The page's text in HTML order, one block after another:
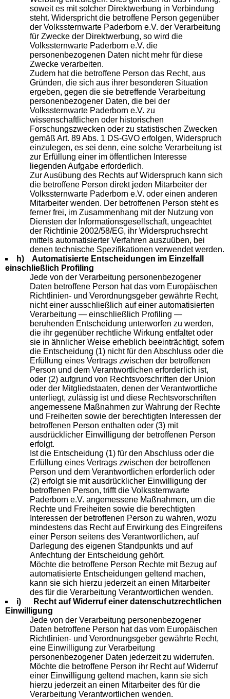
soweit es mit solcher Direktwerbung in Verbindung
steht. Widerspricht die betroffene Person gegenüber
der Volkssternwarte Paderborn e.V. der Verarbeitung
für Zwecke der Direktwerbung, so wird die
Volkssternwarte Paderborn e.V. die
personenbezogenen Daten nicht mehr für diese
Zwecke verarbeiten.
Zudem hat die betroffene Person das Recht, aus
Gründen, die sich aus ihrer besonderen Situation
ergeben, gegen die sie betreffende Verarbeitung
personenbezogener Daten, die bei der
Volkssternwarte Paderborn e.V. zu
wissenschaftlichen oder historischen
Forschungszwecken oder zu statistischen Zwecken
gemäß Art. 89 Abs. 1 DS-GVO erfolgen, Widerspruch
einzulegen, es sei denn, eine solche Verarbeitung ist
zur Erfüllung einer im öffentlichen Interesse
liegenden Aufgabe erforderlich.
Zur Ausübung des Rechts auf Widerspruch kann sich
die betroffene Person direkt jeden Mitarbeiter der
Volkssternwarte Paderborn e.V. oder einen anderen
Mitarbeiter wenden. Der betroffenen Person steht es
ferner frei, im Zusammenhang mit der Nutzung von
Diensten der Informationsgesellschaft, ungeachtet
der Richtlinie 2002/58/EG, ihr Widerspruchsrecht
mittels automatisierter Verfahren auszuüben, bei
denen technische Spezifikationen verwendet werden.
h) Automatisierte Entscheidungen im Einzelfall
einschließlich Profiling
Jede von der Verarbeitung personenbezogener
Daten betroffene Person hat das vom Europäischen
Richtlinien- und Verordnungsgeber gewährte Recht,
nicht einer ausschließlich auf einer automatisierten
Verarbeitung — einschließlich Profiling —
beruhenden Entscheidung unterworfen zu werden,
die ihr gegenüber rechtliche Wirkung entfaltet oder
sie in ähnlicher Weise erheblich beeinträchtigt, sofern
die Entscheidung (1) nicht für den Abschluss oder die
Erfüllung eines Vertrags zwischen der betroffenen
Person und dem Verantwortlichen erforderlich ist,
oder (2) aufgrund von Rechtsvorschriften der Union
oder der Mitgliedstaaten, denen der Verantwortliche
unterliegt, zulässig ist und diese Rechtsvorschriften
angemessene Maßnahmen zur Wahrung der Rechte
und Freiheiten sowie der berechtigten Interessen der
betroffenen Person enthalten oder (3) mit
ausdrücklicher Einwilligung der betroffenen Person
erfolgt.
Ist die Entscheidung (1) für den Abschluss oder die
Erfüllung eines Vertrags zwischen der betroffenen
Person und dem Verantwortlichen erforderlich oder
(2) erfolgt sie mit ausdrücklicher Einwilligung der
betroffenen Person, trifft die Volkssternwarte
Paderborn e.V. angemessene Maßnahmen, um die
Rechte und Freiheiten sowie die berechtigten
Interessen der betroffenen Person zu wahren, wozu
mindestens das Recht auf Erwirkung des Eingreifens
einer Person seitens des Verantwortlichen, auf
Darlegung des eigenen Standpunkts und auf
Anfechtung der Entscheidung gehört.
Möchte die betroffene Person Rechte mit Bezug auf
automatisierte Entscheidungen geltend machen,
kann sie sich hierzu jederzeit an einen Mitarbeiter
des für die Verarbeitung Verantwortlichen wenden.
i) Recht auf Widerruf einer datenschutzrechtlichen
Einwilligung
Jede von der Verarbeitung personenbezogener
Daten betroffene Person hat das vom Europäischen
Richtlinien- und Verordnungsgeber gewährte Recht,
eine Einwilligung zur Verarbeitung
personenbezogener Daten jederzeit zu widerrufen.
Möchte die betroffene Person ihr Recht auf Widerruf
einer Einwilligung geltend machen, kann sie sich
hierzu jederzeit an einen Mitarbeiter des für die
Verarbeitung Verantwortlichen wenden.